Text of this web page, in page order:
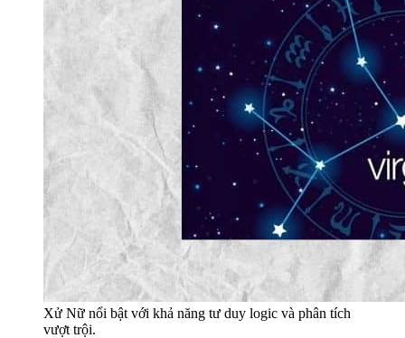
Xử Nữ nổi bật với khả năng tư duy logic và phân tích
vượt trội.